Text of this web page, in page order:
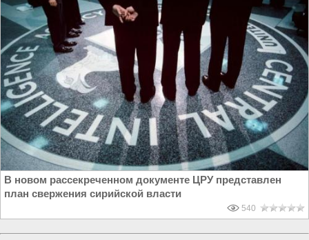
В новом рассекреченном документе ЦРУ представлен
план свержения сирийской власти
540